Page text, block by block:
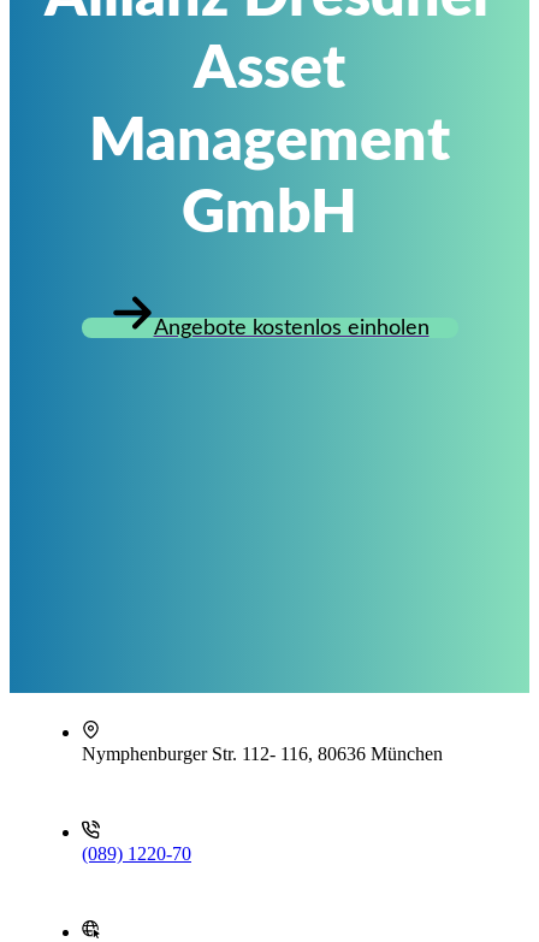
Asset
Management
GmbH
Angebote kostenlos einholen
Nymphenburger Str. 112- 116, 80636 München
(089) 1220-70